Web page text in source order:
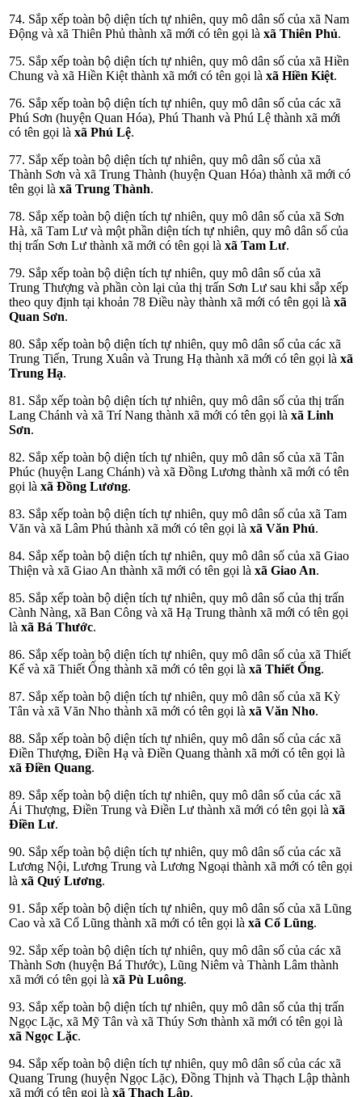
74. Sắp xếp toàn bộ diện tích tự nhiên, quy mô dân số của xã Nam
Động và xã Thiên Phủ thành xã mới có tên gọi là xã Thiên Phủ.
75. Sắp xếp toàn bộ diện tích tự nhiên, quy mô dân số của xã Hiền
Chung và xã Hiền Kiệt thành xã mới có tên gọi là xã Hiền Kiệt.
76. Sắp xếp toàn bộ diện tích tự nhiên, quy mô dân số của các xã
Phú Sơn (huyện Quan Hóa), Phú Thanh và Phú Lệ thành xã mới
có tên gọi là xã Phú Lệ.
77. Sắp xếp toàn bộ diện tích tự nhiên, quy mô dân số của xã
Thành Sơn và xã Trung Thành (huyện Quan Hóa) thành xã mới có
tên gọi là xã Trung Thành.
78. Sắp xếp toàn bộ diện tích tự nhiên, quy mô dân số của xã Sơn
Hà, xã Tam Lư và một phần diện tích tự nhiên, quy mô dân số của
thị trấn Sơn Lư thành xã mới có tên gọi là xã Tam Lư.
79. Sắp xếp toàn bộ diện tích tự nhiên, quy mô dân số của xã
Trung Thượng và phần còn lại của thị trấn Sơn Lư sau khi sắp xếp
theo quy định tại khoản 78 Điều này thành xã mới có tên gọi là xã
Quan Sơn.
80. Sắp xếp toàn bộ diện tích tự nhiên, quy mô dân số của các xã
Trung Tiến, Trung Xuân và Trung Hạ thành xã mới có tên gọi là xã
Trung Hạ.
81. Sắp xếp toàn bộ diện tích tự nhiên, quy mô dân số của thị trấn
Lang Chánh và xã Trí Nang thành xã mới có tên gọi là xã Linh
Sơn.
82. Sắp xếp toàn bộ diện tích tự nhiên, quy mô dân số của xã Tân
Phúc (huyện Lang Chánh) và xã Đồng Lương thành xã mới có tên
gọi là xã Đồng Lương.
83. Sắp xếp toàn bộ diện tích tự nhiên, quy mô dân số của xã Tam
Văn và xã Lâm Phú thành xã mới có tên gọi là xã Văn Phú.
84. Sắp xếp toàn bộ diện tích tự nhiên, quy mô dân số của xã Giao
Thiện và xã Giao An thành xã mới có tên gọi là xã Giao An.
85. Sắp xếp toàn bộ diện tích tự nhiên, quy mô dân số của thị trấn
Cành Nàng, xã Ban Công và xã Hạ Trung thành xã mới có tên gọi
là xã Bá Thước.
86. Sắp xếp toàn bộ diện tích tự nhiên, quy mô dân số của xã Thiết
Kế và xã Thiết Ống thành xã mới có tên gọi là xã Thiết Ống.
87. Sắp xếp toàn bộ diện tích tự nhiên, quy mô dân số của xã Kỳ
Tân và xã Văn Nho thành xã mới có tên gọi là xã Văn Nho.
88. Sắp xếp toàn bộ diện tích tự nhiên, quy mô dân số của các xã
Điền Thượng, Điền Hạ và Điền Quang thành xã mới có tên gọi là
xã Điền Quang.
89. Sắp xếp toàn bộ diện tích tự nhiên, quy mô dân số của các xã
Ái Thượng, Điền Trung và Điền Lư thành xã mới có tên gọi là xã
Điền Lư.
90. Sắp xếp toàn bộ diện tích tự nhiên, quy mô dân số của các xã
Lương Nội, Lương Trung và Lương Ngoại thành xã mới có tên gọi
là xã Quý Lương.
91. Sắp xếp toàn bộ diện tích tự nhiên, quy mô dân số của xã Lũng
Cao và xã Cổ Lũng thành xã mới có tên gọi là xã Cổ Lũng.
92. Sắp xếp toàn bộ diện tích tự nhiên, quy mô dân số của các xã
Thành Sơn (huyện Bá Thước), Lũng Niêm và Thành Lâm thành
xã mới có tên gọi là xã Pù Luông.
93. Sắp xếp toàn bộ diện tích tự nhiên, quy mô dân số của thị trấn
Ngọc Lặc, xã Mỹ Tân và xã Thúy Sơn thành xã mới có tên gọi là
xã Ngọc Lặc.
94. Sắp xếp toàn bộ diện tích tự nhiên, quy mô dân số của các xã
Quang Trung (huyện Ngọc Lặc), Đồng Thịnh và Thạch Lập thành
xã mới có tên gọi là xã Thạch Lập.